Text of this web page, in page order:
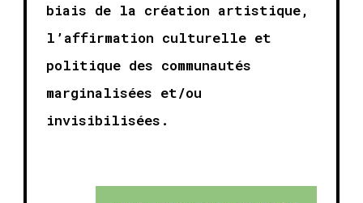
biais de la création artistique,
l’affirmation culturelle et
politique des communautés
marginalisées et/ou
invisibilisées.